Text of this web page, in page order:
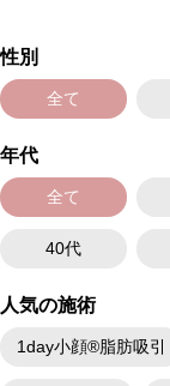
を処方しております
費用：1部位 184,800
オプション：笑気麻酔
性別
全て
年代
全て
40代
人気の施術
1day小顔®脂肪吸引